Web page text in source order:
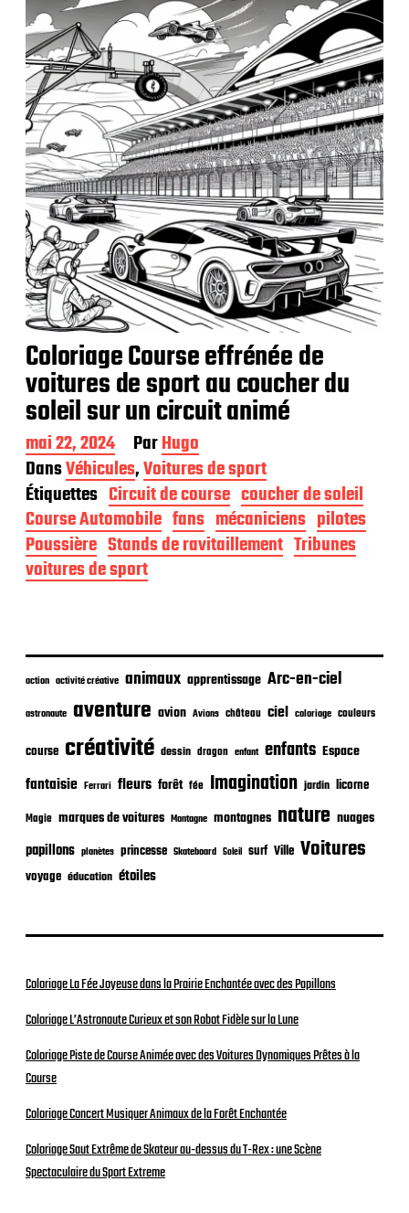
c
a
t
i
o
n
Coloriage Course effrénée de
voitures de sport au coucher du
soleil sur un circuit animé
D
a
t
e
d
e
p
u
b
a
t
o
mai 22, 2024 ParHugo
DansVéhicules,Voitures de sport
Étiquettes Circuit de course coucher de soleil
Course Automobile fans mécaniciens pilotes
Poussière Stands de ravitaillement Tribunes
voitures de sport
action activité créative animaux apprentissage Arc-en-ciel
astronaute aventure avion Avions château ciel coloriage couleurs
course créativité dessin dragon enfant enfants Espace
fantaisie Ferrari fleurs forêt fée Imagination jardin licorne
Magie marques de voitures Montagne montagnes nature nuages
papillons planètes princesse Skateboard Soleil surf Ville Voitures
voyage éducation étoiles
Coloriage La Fée Joyeuse dans la Prairie Enchantée avec des Papillons
Coloriage L’Astronaute Curieux et son Robot Fidèle sur la Lune
Coloriage Piste de Course Animée avec des Voitures Dynamiques Prêtes à la
Course
Coloriage Concert Musiquer Animaux de la Forêt Enchantée
Coloriage Saut Extrême de Skateur au-dessus du T-Rex : une Scène
Spectaculaire du Sport Extreme